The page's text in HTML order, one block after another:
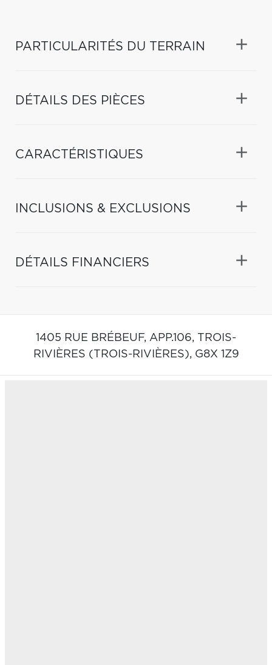
PARTICULARITÉS DU TERRAIN
DÉTAILS DES PIÈCES
CARACTÉRISTIQUES
INCLUSIONS & EXCLUSIONS
DÉTAILS FINANCIERS
1405 RUE BRÉBEUF, APP.106, TROIS-
RIVIÈRES (TROIS-RIVIÈRES), G8X 1Z9